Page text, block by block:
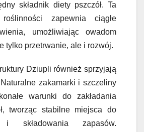
składnik diety pszczół. Ta
roślinności zapewnia ciągłe
umożliwiając owadom
tylko przetrwanie, ale i rozwój.
Dziupli również sprzyjają
zakamarki i szczeliny
warunki do zakładania
tworząc stabilne miejsca do
i składowania zapasów.